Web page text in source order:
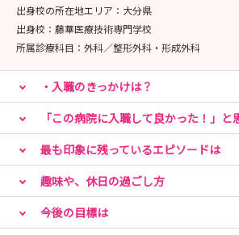
出身校の所在地エリア： 大分県
出身校： 藤華医療技術専門学校
所属診療科目： 外科／整形外科・形成外科
・入職のきっかけは？
「この病院に入職して良かった！」と
最も印象に残っているエピソードは
趣味や、休日の過ごし方
今後の目標は